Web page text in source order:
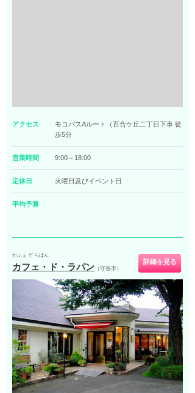
アクセス
モコバスAルート（百合ケ丘二丁目下車 徒
歩5分
営業時間 9:00～18:00
定休日 火曜日及びイベント日
平均予算
かふぇ ど らぱん
カフェ・ド・ラパン （守谷市）
詳細を見る